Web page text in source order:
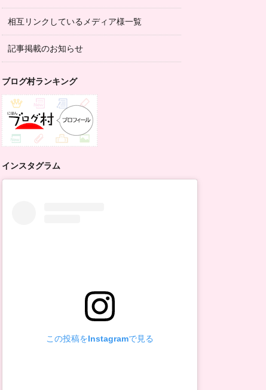
相互リンクしているメディア様一覧
記事掲載のお知らせ
ブログ村ランキング
インスタグラム
この投稿をInstagramで見る